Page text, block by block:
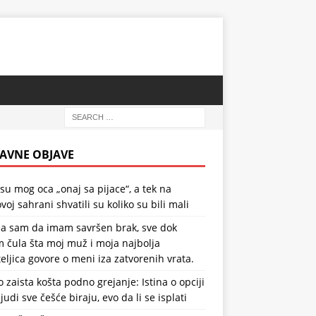
OBJAVE
mog oca „onaj sa pijace“, a tek na
sahrani shvatili su koliko su bili mali
sam da imam savršen brak, sve dok
čula šta moj muž i moja najbolja
govore o meni iza zatvorenih vrata.
zaista košta podno grejanje: Istina o opciji
sve češće biraju, evo da li se isplati